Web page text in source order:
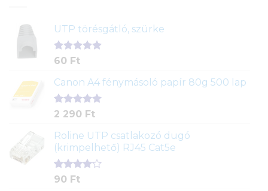
UTP törésgátló, szürke
Értékelés
ből,
1
értékelés
alapján
60 Ft
Canon A4 fénymásoló papír 80g 500 lap
Értékelés
ből,
2
értékelés
alapján
2 290 Ft
Roline UTP csatlakozó dugó
(krimpelhető) RJ45 Cat5e
Értékelés
2
90 Ft